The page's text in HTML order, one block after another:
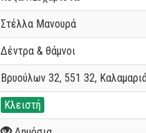
Στέλλα Μανουρά
Δέντρα & θάμνοι
Βρυούλων 32, 551 32,
Κλειστή